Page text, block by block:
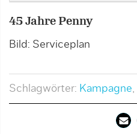
45 Jahre Penny
Bild: Serviceplan
Schlagwörter: Kampagne